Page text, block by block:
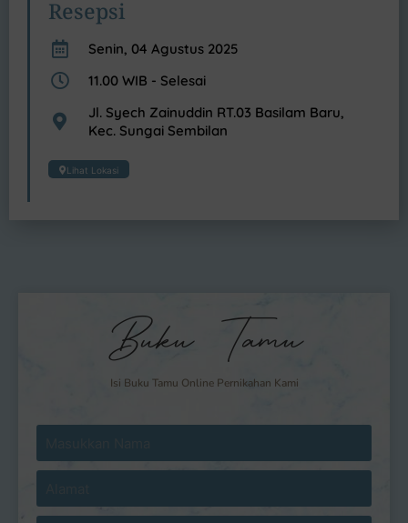
Resepsi
Senin, 04 Agustus 2025
11.00 WIB - Selesai
Jl. Syech Zainuddin RT.03 Basilam Baru,
Kec. Sungai Sembilan
Lihat Lokasi
Buku Tamu
Isi Buku Tamu Online Pernikahan Kami